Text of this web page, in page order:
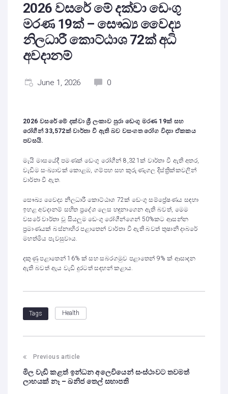
2026 වසරේ මේ දක්වා ඩෙංගු
මරණ 19ක් – සෞඛ්‍ය වෛද්‍ය
නිලධාරී කොට්ඨාශ 72ක් අධි
අවදානම්
June 1, 2026 0
2026 වසරේ මේ දක්වා ශ්‍රී ලංකාව පුරා ඩෙංගු මරණ 19ක් සහ
රෝගීන් 33,572ක් වාර්තා වී ඇති බව වසංගත රෝග විද්‍යා ඒකකය
පවසයි.
මැයි මාසයේදී පමණක් ඩෙංගු රෝගීන් 8,321ක් වාර්තා වී ඇති අතර,
වැඩිම සංඛ්‍යාවක් කොළඹ, ගම්පහ සහ කුරුණෑගල දිස්ත්‍රික්කවලින්
වාර්තා වී ඇත.
සෞඛ්‍ය වෛද්‍ය නිලධාරී කොට්ඨාශ 72ක් ඩෙංගු සම්ප්‍රේෂණය සඳහා
ඉහළ අවදානම් සහිත ප්‍රදේශ ලෙස හඳුනාගෙන ඇති බවත්, මෙම
වසරේ වාර්තා වූ සියලුම ඩෙංගු රෝගීන්ගෙන් 50%කට ආසන්න
ප්‍රමාණයක් බස්නාහිර පළාතෙන් වාර්තා වී ඇති බවත් තුෂානි දාබරේ
මහත්මිය පැවසුවාය.
දකුණු පළාතෙන් 16% ක් සහ සබරගමුව පළාතෙන් 9% ක් ආසාදන
ඇති බවත් ඇය වැඩි දුරටත් සඳහන් කළාය.
Tags Health
Previous article
මිල වැඩි කළත් ඉන්ධන අලෙවියෙන් සංස්ථාවට තවමත්
ලාභයක් නෑ – ඛනිජ තෙල් සභාපති